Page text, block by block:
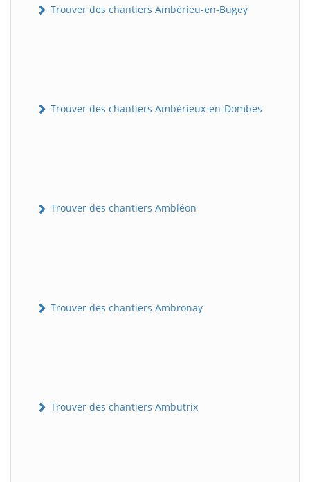
Trouver des chantiers Ambérieu-en-Bugey
Trouver des chantiers Ambérieux-en-Dombes
Trouver des chantiers Ambléon
Trouver des chantiers Ambronay
Trouver des chantiers Ambutrix